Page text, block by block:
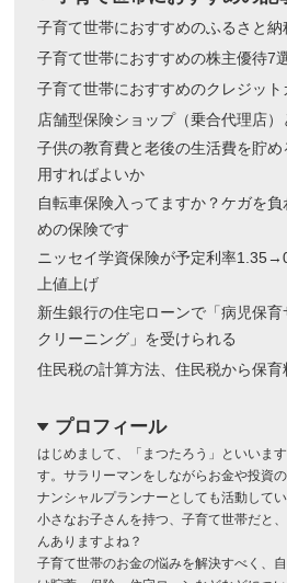
子育て世帯におすすめのふるさと納
子育て世帯におすすめの株主優待7
子育て世帯におすすめのクレジット
店舗型保険ショップ（乗合代理店
子供の教育費と老後の生活費を貯め
用すればよいか
自転車保険入ってますか？ケガを
めの保険です
ニッセイ学資保険が予定利率
上値上げ
新生銀行の住宅ローンで「病児保
クリーニング」を受けられる
住民税の計算方法、住民税から保
dropdown プロフィール
はじめまして、「まつたろう」といいま
す。サラリーマンをしながらお金や投資
ナンシャルプランナーとしても活動してい
小さなお子さんを持つ、子育て世帯だと
んありますよね？
子育て世帯のお金の悩みを解決すべく、